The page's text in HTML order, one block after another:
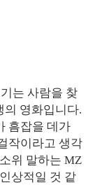
는 사람을 찾
의 영화입니다.
흠잡을 데가
작이라고 생각
위 말하는 MZ
상적일 것 같